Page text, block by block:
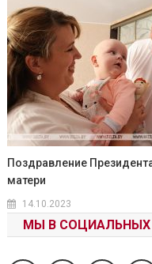
Поздравление
матери
14.10.2023
МЫ В СОЦИАЛЬНЫХ